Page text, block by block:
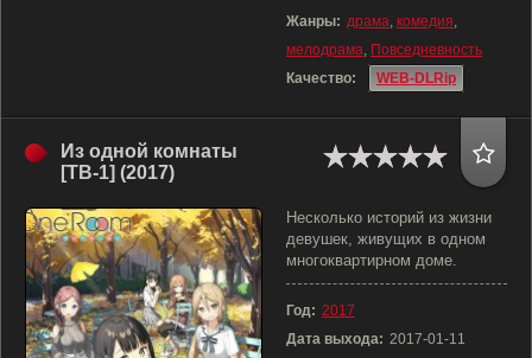
Жанры: драма, комедия,
мелодрама, Повседневность
Качество:
WEB-DLRip
Из одной комнаты
[ТВ-1] (2017)
Несколько историй из жизни
девушек, живущих в одном
многоквартирном доме.
Год: 2017
Дата выхода: 2017-01-11